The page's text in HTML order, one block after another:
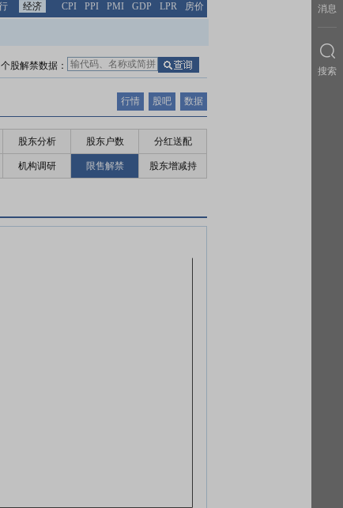
经济 CPI PPI PMI GDP LPR 房价
个股解禁数据：
行情 股吧 数据
股东分析 股东户数 分红送配
机构调研 限售解禁 股东增减持
消息
搜索